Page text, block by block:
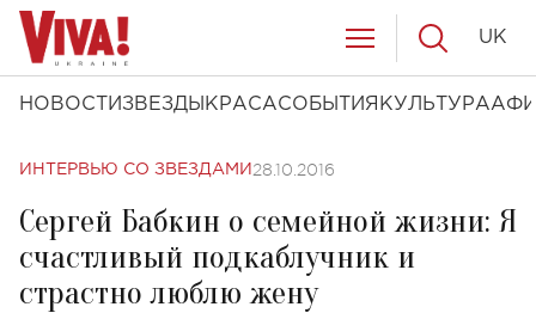
НОВОСТИ ЗВЕЗДЫ КРАСАСОБЫТИЯ КУЛЬТУРА
UK
ИНТЕРВЬЮ СО ЗВЕЗДАМИ 28.10.2016
Сергей Бабкин о семейной жизни: Я
счастливый подкаблучник и
страстно люблю жену